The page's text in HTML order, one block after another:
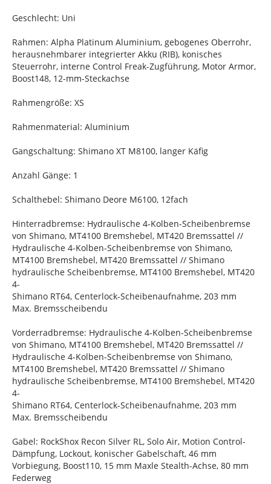
Geschlecht: Uni
Rahmen: Alpha Platinum Aluminium, gebogenes Oberrohr,
herausnehmbarer integrierter Akku (RIB), konisches
Steuerrohr, interne Control Freak-Zugführung, Motor Armor,
Boost148, 12-mm-Steckachse
Rahmengröße: XS
Rahmenmaterial: Aluminium
Gangschaltung: Shimano XT M8100, langer Käfig
Anzahl Gänge: 1
Schalthebel: Shimano Deore M6100, 12fach
Hinterradbremse: Hydraulische 4-Kolben-Scheibenbremse
von Shimano, MT4100 Bremshebel, MT420 Bremssattel //
Hydraulische 4-Kolben-Scheibenbremse von Shimano,
MT4100 Bremshebel, MT420 Bremssattel // Shimano
hydraulische Scheibenbremse, MT4100 Bremshebel, MT420
4-
Shimano RT64, Centerlock-Scheibenaufnahme, 203 mm
Max. Bremsscheibendu
Vorderradbremse: Hydraulische 4-Kolben-Scheibenbremse
von Shimano, MT4100 Bremshebel, MT420 Bremssattel //
Hydraulische 4-Kolben-Scheibenbremse von Shimano,
MT4100 Bremshebel, MT420 Bremssattel // Shimano
hydraulische Scheibenbremse, MT4100 Bremshebel, MT420
4-
Shimano RT64, Centerlock-Scheibenaufnahme, 203 mm
Max. Bremsscheibendu
Gabel: RockShox Recon Silver RL, Solo Air, Motion Control-
Dämpfung, Lockout, konischer Gabelschaft, 46 mm
Vorbiegung, Boost110, 15 mm Maxle Stealth-Achse, 80 mm
Federweg